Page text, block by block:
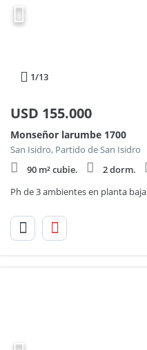
1/13
USD 155.000
Monseñor larumbe 1700
San Isidro, Partido de San Isidro
90 m² cubie.
2 dorm.
Ph de 3 ambientes en planta